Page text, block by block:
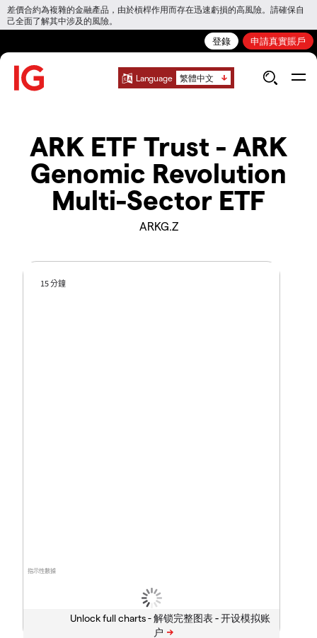
差價合約為複雜的金融產品，由於槓桿作用而存在迅速虧損的高風險。請確保自
己全面了解其中涉及的風險。
登錄 申請真實賬戶
Language 繁體中文
ARK ETF Trust - ARK
Genomic Revolution
Multi-Sector ETF
ARKG.Z
指示性數據
15 分鐘
Unlock full charts -